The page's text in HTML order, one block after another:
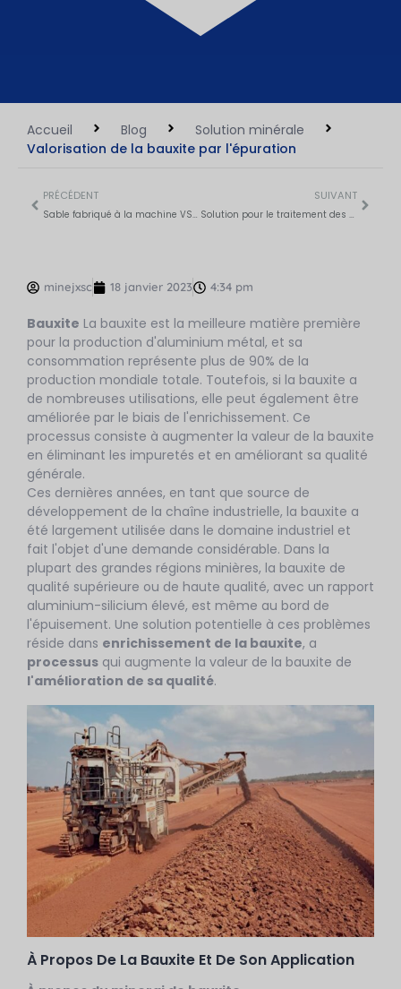
Accueil Blog
Solution minérale
Valorisation de la bauxite par l'épuration
PRÉCÉDENT
Sable fabriqué à la machine VS sable naturel
SUIVANT
Solution pour le traitement des minerais sulfurés
minejxsc 18 janvier 2023 4:34 pm
Bauxite La bauxite est la meilleure matière première
pour la production d'aluminium métal, et sa
consommation représente plus de 90% de la
production mondiale totale. Toutefois, si la bauxite a
de nombreuses utilisations, elle peut également être
améliorée par le biais de l'enrichissement. Ce
processus consiste à augmenter la valeur de la bauxite
en éliminant les impuretés et en améliorant sa qualité
générale.
Ces dernières années, en tant que source de
développement de la chaîne industrielle, la bauxite a
été largement utilisée dans le domaine industriel et
fait l'objet d'une demande considérable. Dans la
plupart des grandes régions minières, la bauxite de
qualité supérieure ou de haute qualité, avec un rapport
aluminium-silicium élevé, est même au bord de
l'épuisement. Une solution potentielle à ces problèmes
réside dans enrichissement de la bauxite, a
processus qui augmente la valeur de la bauxite de
l'amélioration de sa qualité.
À Propos De La Bauxite Et De Son Application